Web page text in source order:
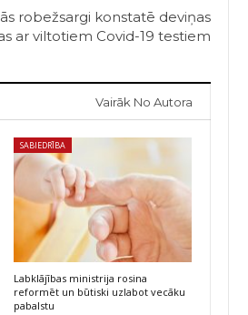
robežsargi konstatē deviņas
ar viltotiem Covid-19 testiem
Vairāk No Autora
SABIEDRĪBA
Labklājības ministrija rosina
reformēt un būtiski uzlabot vecāku
pabalstu